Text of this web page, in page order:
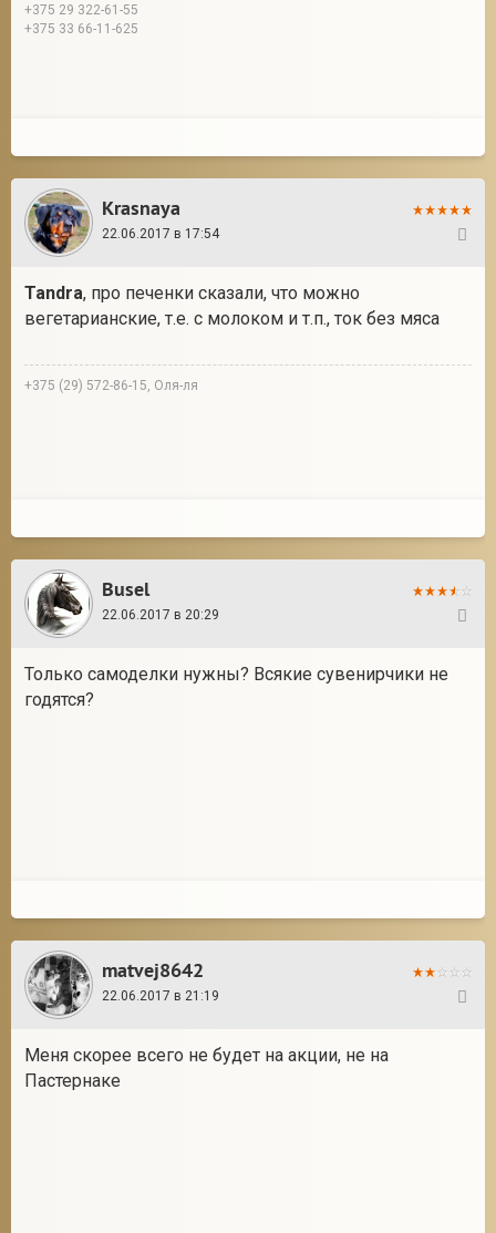
+375 29 322-61-55
+375 33 66-11-625
Krasnaya
22.06.2017 в 17:54
Tandra, про печенки сказали, что можно
вегетарианские, т.е. с молоком и т.п., ток без мяса
+375 (29) 572-86-15, Оля-ля
Busel
22.06.2017 в 20:29
Только самоделки нужны? Всякие сувенирчики не
годятся?
matvej8642
22.06.2017 в 21:19
Меня скорее всего не будет на акции, не на
Пастернаке